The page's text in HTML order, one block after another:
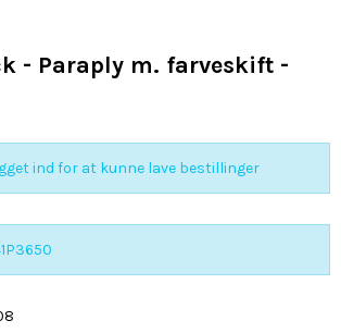
- Paraply m. farveskift -
ind for at kunne lave bestillinger